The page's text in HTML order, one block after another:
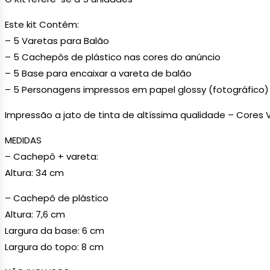
Este kit Contém:
– 5 Varetas para Balão
– 5 Cachepôs de plástico nas cores do anúncio
– 5 Base para encaixar a vareta de balão
– 5 Personagens impressos em papel glossy (fotográfico)
Impressão a jato de tinta de altíssima qualidade – Cores
MEDIDAS
– Cachepô + vareta:
Altura: 34 cm
– Cachepô de plástico
Altura: 7,6 cm
Largura da base: 6 cm
Largura do topo: 8 cm